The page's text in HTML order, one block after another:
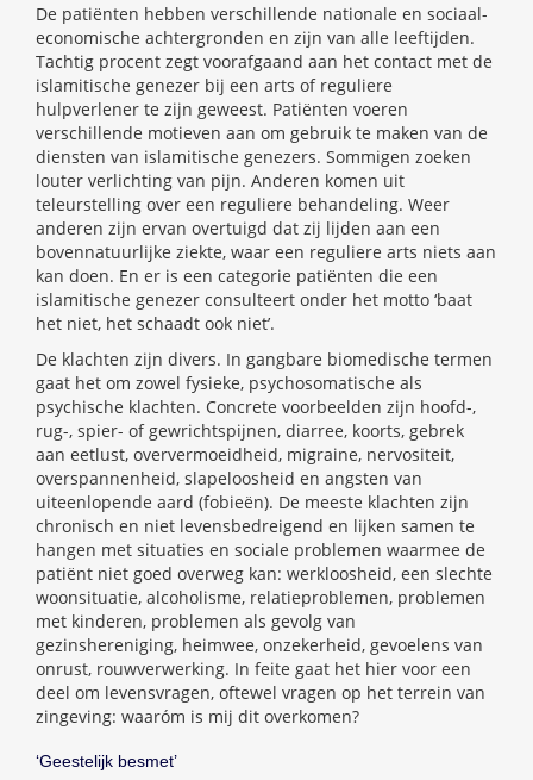
De patiënten hebben verschillende nationale en sociaal-
economische achtergronden en zijn van alle leeftijden.
Tachtig procent zegt voorafgaand aan het contact met de
islamitische genezer bij een arts of reguliere
hulpverlener te zijn geweest. Patiënten voeren
verschillende motieven aan om gebruik te maken van de
diensten van islamitische genezers. Sommigen zoeken
louter verlichting van pijn. Anderen komen uit
teleurstelling over een reguliere behandeling. Weer
anderen zijn ervan overtuigd dat zij lijden aan een
bovennatuurlijke ziekte, waar een reguliere arts niets aan
kan doen. En er is een categorie patiënten die een
islamitische genezer consulteert onder het motto ‘baat
het niet, het schaadt ook niet’.
De klachten zijn divers. In gangbare biomedische termen
gaat het om zowel fysieke, psychosomatische als
psychische klachten. Concrete voorbeelden zijn hoofd-,
rug-, spier- of gewrichtspijnen, diarree, koorts, gebrek
aan eetlust, oververmoeidheid, migraine, nervositeit,
overspannenheid, slapeloosheid en angsten van
uiteenlopende aard (fobieën). De meeste klachten zijn
chronisch en niet levensbedreigend en lijken samen te
hangen met situaties en sociale problemen waarmee de
patiënt niet goed overweg kan: werkloosheid, een slechte
woonsituatie, alcoholisme, relatieproblemen, problemen
met kinderen, problemen als gevolg van
gezinshereniging, heimwee, onzekerheid, gevoelens van
onrust, rouwverwerking. In feite gaat het hier voor een
deel om levensvragen, oftewel vragen op het terrein van
zingeving: waaróm is mij dit overkomen?
‘Geestelijk besmet’